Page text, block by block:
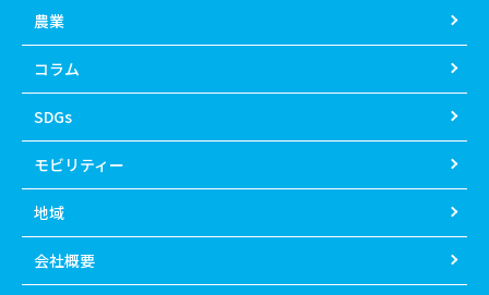
農業
コラム
SDGs
モビリティー
地域
会社概要